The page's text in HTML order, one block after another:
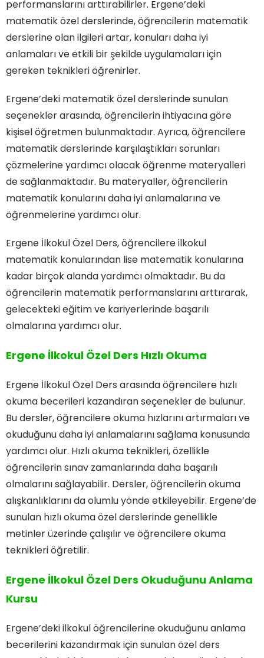
performanslarını arttırabilirler. Ergene’deki
matematik özel derslerinde, öğrencilerin matematik
derslerine olan ilgileri artar, konuları daha iyi
anlamaları ve etkili bir şekilde uygulamaları için
gereken teknikleri öğrenirler.
Ergene’deki matematik özel derslerinde sunulan
seçenekler arasında, öğrencilerin ihtiyacına göre
kişisel öğretmen bulunmaktadır. Ayrıca, öğrencilere
matematik derslerinde karşılaştıkları sorunları
çözmelerine yardımcı olacak öğrenme materyalleri
de sağlanmaktadır. Bu materyaller, öğrencilerin
matematik konularını daha iyi anlamalarına ve
öğrenmelerine yardımcı olur.
Ergene İlkokul Özel Ders, öğrencilere ilkokul
matematik konularından lise matematik konularına
kadar birçok alanda yardımcı olmaktadır. Bu da
öğrencilerin matematik performanslarını arttırarak,
gelecekteki eğitim ve kariyerlerinde başarılı
olmalarına yardımcı olur.
Ergene İlkokul Özel Ders Hızlı Okuma
Ergene İlkokul Özel Ders arasında öğrencilere hızlı
okuma becerileri kazandıran seçenekler de bulunur.
Bu dersler, öğrencilere okuma hızlarını artırmaları ve
okuduğunu daha iyi anlamalarını sağlama konusunda
yardımcı olur. Hızlı okuma teknikleri, özellikle
öğrencilerin sınav zamanlarında daha başarılı
olmalarını sağlayabilir. Dersler, öğrencilerin okuma
alışkanlıklarını da olumlu yönde etkileyebilir. Ergene’de
sunulan hızlı okuma özel derslerinde genellikle
metinler üzerinde çalışılır ve öğrencilere okuma
teknikleri öğretilir.
Ergene İlkokul Özel Ders Okuduğunu Anlama
Kursu
Ergene’deki ilkokul öğrencilerine okuduğunu anlama
becerilerini kazandırmak için sunulan özel ders